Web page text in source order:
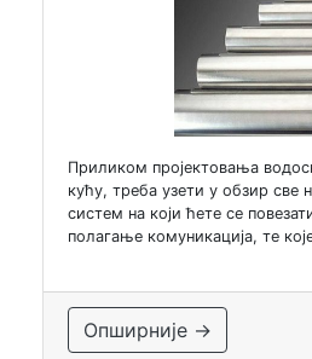
Приликом пројектовања
кућу, треба узети у обзир све
систем на који ћете се
полагање комуникација, те
Опширније →